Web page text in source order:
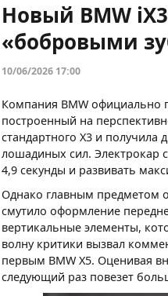
Новый BMW
«бобровыми
10/06/2026 17:00
Компания BMW официально
построенный на
стандартного X3 и
лошадиных сил. Электрокар
4,9 секунды и развивать
Однако главным предметом
смутило оформление
вертикальные элементы,
волну критики вызвал
первым BMW X5. Оценивая
следующий раз повезет